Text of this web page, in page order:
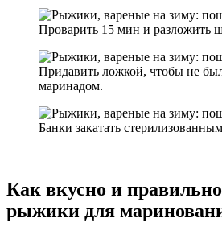
Проварить 15 мин и разложить
Придавить ложкой, чтобы не
маринадом.
Банки закатать
Как вкусно и
рыжики для